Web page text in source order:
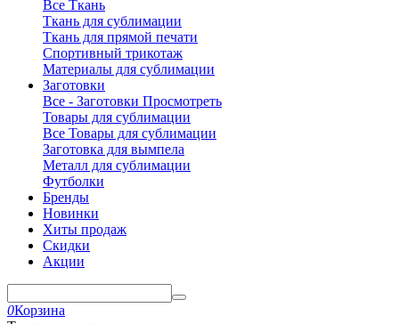
Все Ткань
Ткань для сублимации
Ткань для прямой печати
Спортивный трикотаж
Материалы для сублимации
Заготовки
Все - Заготовки Просмотреть
Товары для сублимации
Все Товары для сублимации
Заготовка для вымпела
Металл для сублимации
Футболки
Бренды
Новинки
Хиты продаж
Скидки
Акции
0Корзина